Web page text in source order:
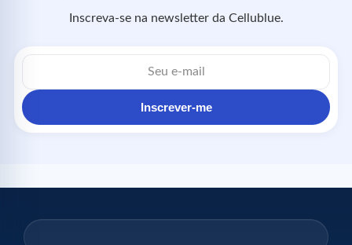
Inscreva-se na newsletter da Cellublue.
Inscrever-me